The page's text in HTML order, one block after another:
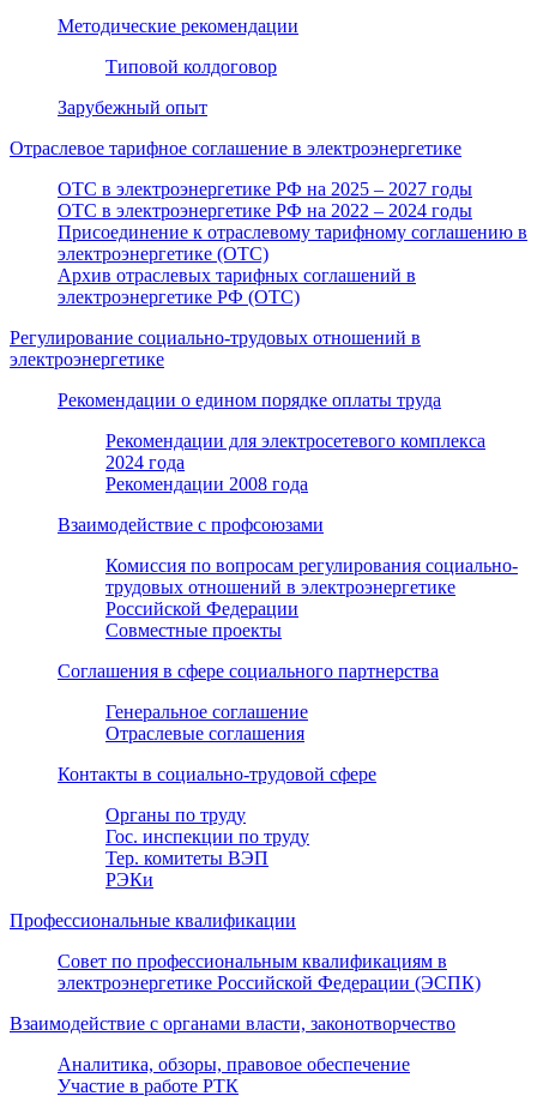
Методические рекомендации
Типовой колдоговор
Зарубежный опыт
Отраслевое тарифное соглашение в электроэнергетике
ОТС в электроэнергетике РФ на 2025 – 2027 годы
ОТС в электроэнергетике РФ на 2022 – 2024 годы
Присоединение к отраслевому тарифному соглашению в
электроэнергетике (ОТС)
Архив отраслевых тарифных соглашений в
электроэнергетике РФ (ОТС)
Регулирование социально-трудовых отношений в
электроэнергетике
Рекомендации о едином порядке оплаты труда
Рекомендации для электросетевого комплекса
2024 года
Рекомендации 2008 года
Взаимодействие с профсоюзами
Комиссия по вопросам регулирования социально-
трудовых отношений в электроэнергетике
Российской Федерации
Совместные проекты
Соглашения в сфере социального партнерства
Генеральное соглашение
Отраслевые соглашения
Контакты в социально-трудовой сфере
Органы по труду
Гос. инспекции по труду
Тер. комитеты ВЭП
РЭКи
Профессиональные квалификации
Совет по профессиональным квалификациям в
электроэнергетике Российской Федерации (ЭСПК)
Взаимодействие с органами власти, законотворчество
Аналитика, обзоры, правовое обеспечение
Участие в работе РТК